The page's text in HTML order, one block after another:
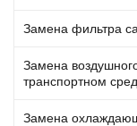
Замена фильтра
Замена
транспортном
Замена